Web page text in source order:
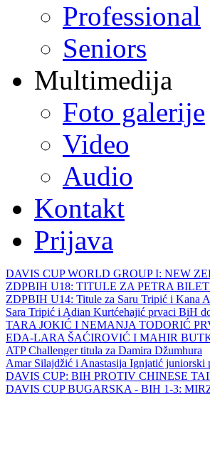
Professional
Seniors
Multimedija
Foto galerije
Video
Audio
Kontakt
Prijava
DAVIS CUP WORLD GROUP I: NEW
ZDPBIH U18: TITULE ZA PETRA
ZDPBIH U14: Titule za Saru Tripić i Kana
Sara Tripić i Adian Kurtćehajić prvaci BiH
TARA JOKIĆ I NEMANJA TODORIĆ
EDA-LARA ŠAĆIROVIĆ I MAHIR
ATP Challenger titula za Damira Džumhura
Amar Silajdžić i Anastasija Ignjatić
DAVIS CUP: BIH PROTIV CHINESE
DAVIS CUP BUGARSKA - BIH 1-3: